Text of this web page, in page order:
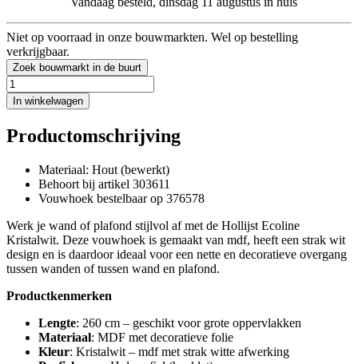
Niet op voorraad in onze bouwmarkten. Wel op bestelling
verkrijgbaar.
Zoek bouwmarkt in de buurt
In winkelwagen
Productomschrijving
Materiaal: Hout (bewerkt)
Behoort bij artikel 303611
Vouwhoek bestelbaar op 376578
Werk je wand of plafond stijlvol af met de Hollijst Ecoline
Kristalwit. Deze vouwhoek is gemaakt van mdf, heeft een strak wit
design en is daardoor ideaal voor een nette en decoratieve overgang
tussen wanden of tussen wand en plafond.
Productkenmerken
Lengte: 260 cm – geschikt voor grote oppervlakken
Materiaal: MDF met decoratieve folie
Kleur: Kristalwit – mdf met strak witte afwerking